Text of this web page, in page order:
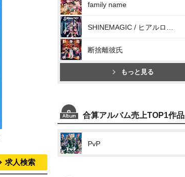
求人検索
family name
断捨離彼氏
もっと見る
合算アルバム売上TOP1作品
PvP